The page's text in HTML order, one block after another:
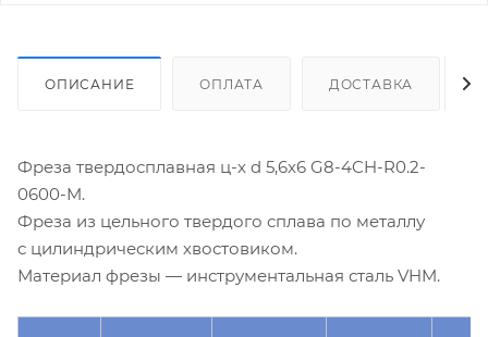
ОПИСАНИЕ ОПЛАТА ДОСТАВКА
Фреза твердосплавная ц-х d 5,6х6 G8-4CH-R0.2-
0600-M.
Фреза из цельного твердого сплава по металлу
с цилиндрическим хвостовиком.
Материал фрезы — инструментальная сталь VHM.